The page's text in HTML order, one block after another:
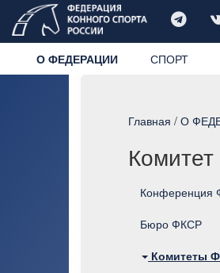
О ФЕДЕРАЦИИ СПОРТ
Главная / О
Конференция
Бюро ФКСР
Комитеты